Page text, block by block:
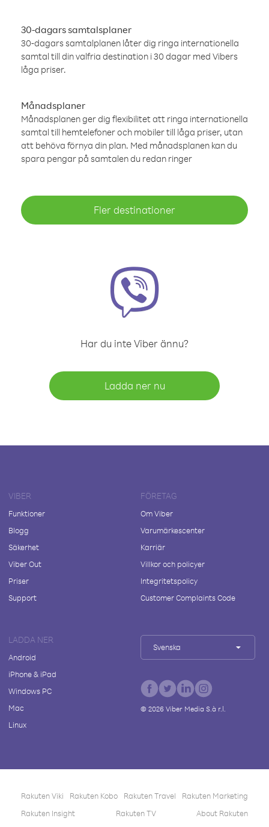
30-dagars samtalsplaner
30-dagars samtalplanen låter dig ringa internationella
samtal till din valfria destination i 30 dagar med Vibers
låga priser.
Månadsplaner
Månadsplanen ger dig flexibilitet att ringa internationella
samtal till hemtelefoner och mobiler till låga priser, utan
att behöva förnya din plan. Med månadsplanen kan du
spara pengar på samtalen du redan ringer
Fler destinationer
Har du inte Viber ännu?
Ladda ner nu
VIBER
Funktioner
Blogg
Säkerhet
Viber Out
Priser
Support
FÖRETAG
Om Viber
Varumärkescenter
Karriär
Villkor och policyer
Integritetspolicy
Customer Complaints Code
LADDA NER
Android
iPhone & iPad
Windows PC
Mac
Linux
Svenska
© 2026Viber Media S.à r.l.
Rakuten Viki Rakuten Kobo Rakuten Travel
Rakuten Marketing
Rakuten Insight
Rakuten TV About Rakuten